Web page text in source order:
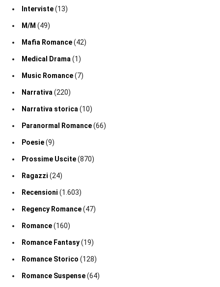
Interviste(13)
M/M (49)
Mafia Romance(42)
Medical Drama (1)
Music Romance(7)
Narrativa (220)
Narrativa storica (10)
Paranormal Romance(66)
Poesie(9)
Prossime Uscite(870)
Ragazzi (24)
Recensioni (1.603)
Regency Romance(47)
Romance(160)
Romance Fantasy(19)
Romance Storico (128)
Romance Suspense(64)